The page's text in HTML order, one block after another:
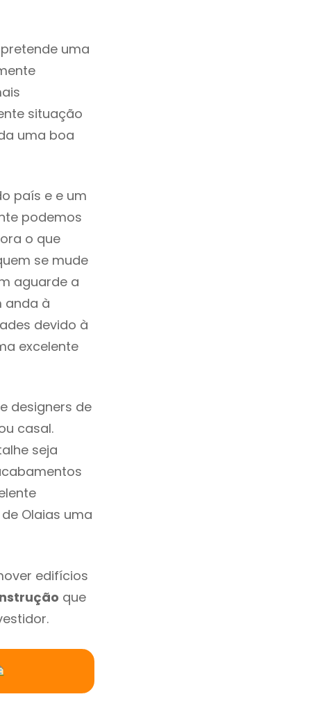
uma
situação
uma boa
país e e um
podemos
o que
se mude
aguarde a
anda à
devido à
excelente
designers de
casal.
seja
Olaias uma
edifícios
que